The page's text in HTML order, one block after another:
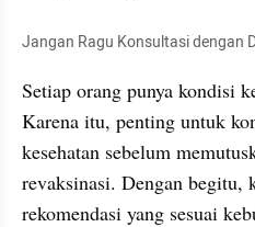
Jangan Ragu Konsultasi dengan
Setiap orang punya kondisi
Karena itu, penting untuk
kesehatan sebelum
revaksinasi. Dengan begitu,
rekomendasi yang sesuai